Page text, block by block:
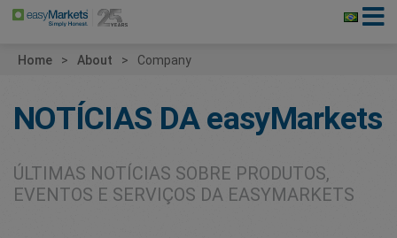
Home About Company
NOTÍCIAS DAeasyMarkets
ÚLTIMAS NOTÍCIAS SOBRE PRODUTOS,
EVENTOS E SERVIÇOS DA EASYMARKETS